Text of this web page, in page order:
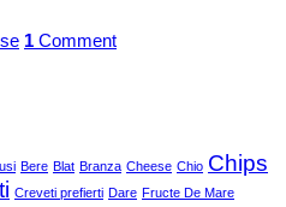
1 Comment
Bere Blat Branza Cheese Chio Chips
Creveti prefierti Dare Fructe De Mare